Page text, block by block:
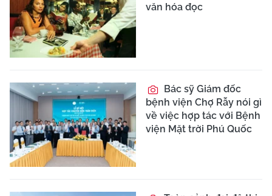
văn hóa đọc
Bác sỹ Giám đốc
bệnh viện Chợ Rẫy nói gì
về việc hợp tác với Bệnh
viện Mặt trời Phú Quốc